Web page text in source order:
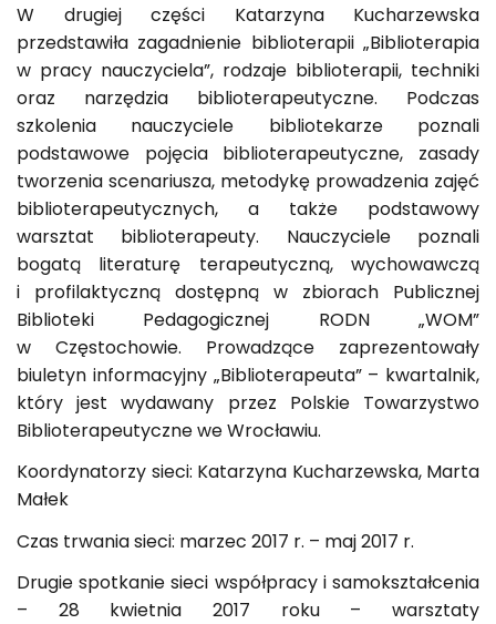
W drugiej części Katarzyna Kucharzewska
przedstawiła zagadnienie biblioterapii „Biblioterapia
w pracy nauczyciela”, rodzaje biblioterapii, techniki
oraz narzędzia biblioterapeutyczne. Podczas
szkolenia nauczyciele bibliotekarze poznali
podstawowe pojęcia biblioterapeutyczne, zasady
tworzenia scenariusza, metodykę prowadzenia zajęć
biblioterapeutycznych, a także podstawowy
warsztat biblioterapeuty. Nauczyciele poznali
bogatą literaturę terapeutyczną, wychowawczą
i profilaktyczną dostępną w zbiorach Publicznej
Biblioteki Pedagogicznej RODN „WOM”
w Częstochowie. Prowadzące zaprezentowały
biuletyn informacyjny „Biblioterapeuta” – kwartalnik,
który jest wydawany przez Polskie Towarzystwo
Biblioterapeutyczne we Wrocławiu.
Koordynatorzy sieci: Katarzyna Kucharzewska, Marta
Małek
Czas trwania sieci: marzec 2017 r. – maj 2017 r.
Drugie spotkanie sieci współpracy i samokształcenia
– 28 kwietnia 2017 roku – warsztaty